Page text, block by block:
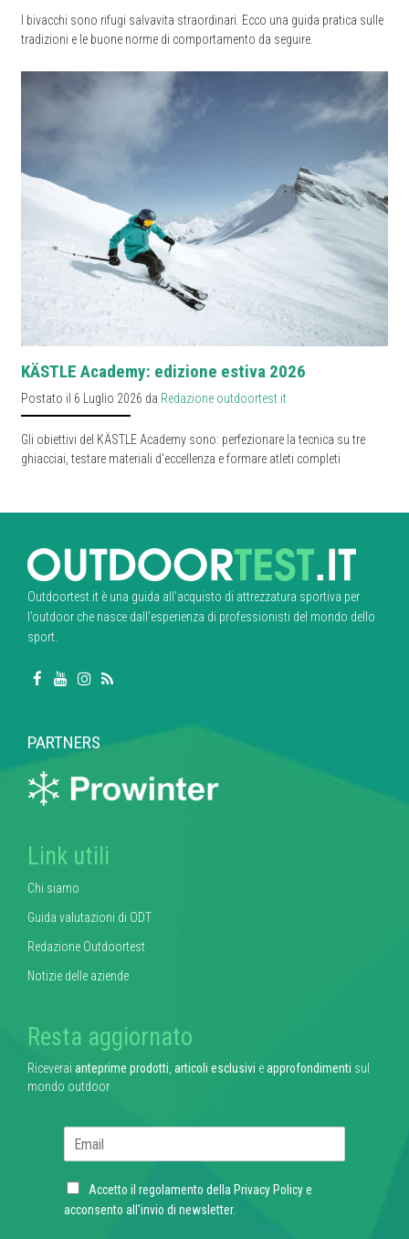
I bivacchi sono rifugi salvavita straordinari. Ecco una guida pratica sulle
tradizioni e le buone norme di comportamento da seguire.
KÄSTLE Academy: edizione estiva 2026
Postato il 6 Luglio 2026 da Redazione outdoortest.it
Gli obiettivi del KÄSTLE Academy sono: perfezionare la tecnica su tre
ghiacciai, testare materiali d'eccellenza e formare atleti completi
Outdoortest.it è una guida all’acquisto di attrezzatura sportiva per
l’outdoor che nasce dall’esperienza di professionisti del mondo dello
sport.
PARTNERS
Link utili
Chi siamo
Guida valutazioni di ODT
Redazione Outdoortest
Notizie delle aziende
Resta aggiornato
Riceverai anteprime prodotti, articoli esclusivi eapprofondimenti sul
mondo outdoor
l
C
h
Accetto il regolamento della Privacy Policye
acconsento all'invio di newsletter.